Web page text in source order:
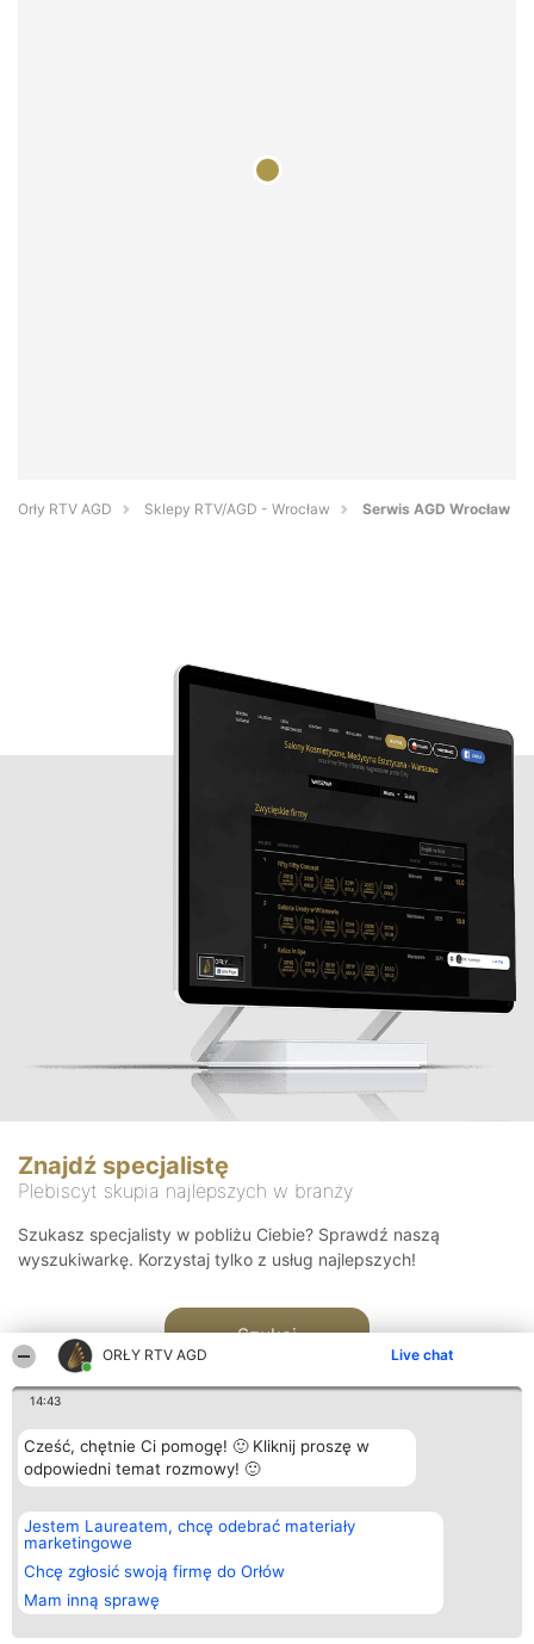
ORŁY RTV AGD Live chat
14:43
Cześć, chętnie Ci pomogę! 🙂 Kliknij proszę w
odpowiedni temat rozmowy! 🙂
Jestem Laureatem, chcę odebrać materiały
marketingowe
Chcę zgłosić swoją firmę do Orłów
Mam inną sprawę
Orły RTV AGD Sklepy RTV/AGD - Wrocław Serwis AGD Wrocław
Znajdź specjalistę
Plebiscyt skupia najlepszych w branży
Szukasz specjalisty w pobliżu Ciebie? Sprawdź naszą
wyszukiwarkę. Korzystaj tylko z usług najlepszych!
Szukaj
Organizator plebiscytu
Bright Side Solutions sp. z o.
o. sp. k.
ul. Ruska 22
Wrocław 50-079
KRS 0000749100 | Regon
381313360 | NIP 8943132676
Plebiscyt
Laureaci
wszystkich
Laureatów
Regulamin
Kontakt
Kontakt